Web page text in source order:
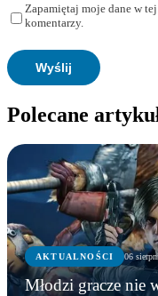
Zapamiętaj moje dane w
komentarzy.
Polecane
AKTUALNOŚCI 06
Młodzi gracze nie